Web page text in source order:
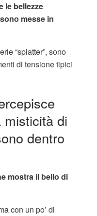
le bellezze
messe in
“splatter”, sono
di tensione tipici
misticità di
dentro
mostra il bello di
con un po’ di